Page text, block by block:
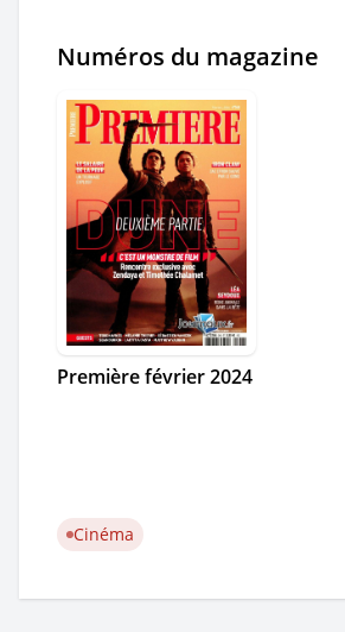
Numéros du magazine
Première février 2024
Cinéma